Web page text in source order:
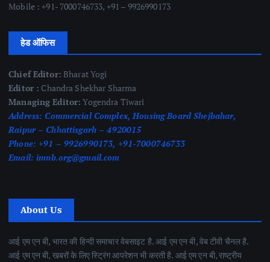
Mobile : +91- 7000746733, +91 – 9926990173
हेड ऑफिस
Chief Editor: Bharat Yogi
Editor : Chandra Shekhar Sharma
Managing Editor: Yogendra Tiwari
Address: Commercial Complex, Housing Board Shejbahar,
Raipur – Chhattisgarh – 4920015
Phone: +91 – 9926990173, +91-7000746733
Email: imnb.org@gmail.com
About Us
आई एम एन बी, भारत की हिन्दी समाचार वेबसाइट है. आई एम एन बी, वेब टीवी चैनल है.
आई एम एन बी, खबरों के लिए स्ट्रिंग आपरेशन भी करती है. आई एम एन बी, राष्ट्रीय